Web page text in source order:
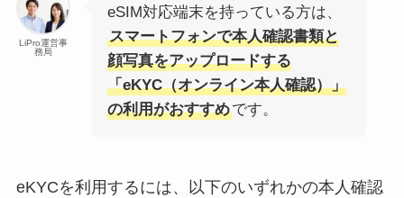
LiPro運営事
務局
eSIM対応端末を持っている方は、
スマートフォンで本人確認書類と
顔写真をアップロードする
「eKYC（オンライン本人確認）」
の利用がおすすめです。
eKYCを利用するには、以下のいずれかの本人確認